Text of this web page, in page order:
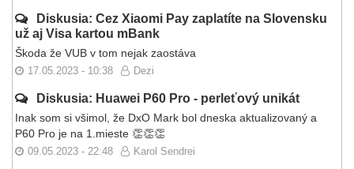
Diskusia: Cez Xiaomi Pay zaplatíte na Slovensku
už aj Visa kartou mBank
Škoda že VUB v tom nejak zaostáva
17.05.2023 - 10:38 Dezi
Diskusia: Huawei P60 Pro - perleťový unikát
Inak som si všimol, že DxO Mark bol dneska aktualizovaný a
P60 Pro je na 1.mieste 👏👏👏
09.05.2023 - 22:48 Karol Sendrei